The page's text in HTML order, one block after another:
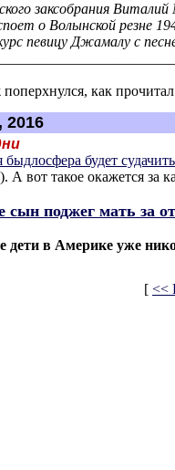
заксобрания
о Волынской резне
певицу Джамалу с
как
2016
быдлосфера будет
А вот такое окажется за
поджег мать за
в Америке уже
[ <<